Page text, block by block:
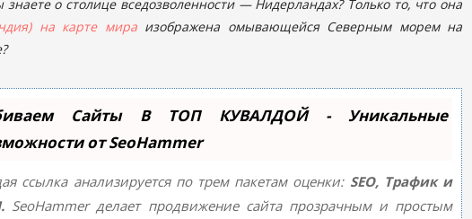
знаете о столице вседозволенности — Нидерландах? Только то, что она
на карте мираизображена омывающейся Северным морем на
Сайты В ТОП КУВАЛДОЙ - Уникальные
от SeoHammer
ссылка анализируется по трем пакетам оценки: SEO, Трафик и
SeoHammer делает продвижение сайта прозрачным и простым